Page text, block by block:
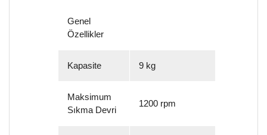
Genel
Özellikler
Kapasite 9 kg
Maksimum
Sıkma Devri
1200 rpm